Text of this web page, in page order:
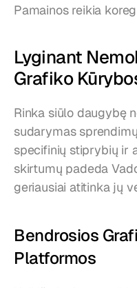
Pamainos reikia
Lyginant
Grafiko
Rinka siūlo daugybę
sudarymas
specifinių stiprybių ir
skirtumų padeda
geriausiai atitinka jų
Bendrosios
Platformos